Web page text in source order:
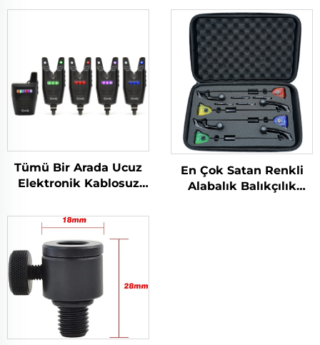
Tümü Bir Arada Ucuz
Elektronik Kablosuz
Isırma Alarmı
En Çok Satan Renkli
Alabalık Balıkçılık